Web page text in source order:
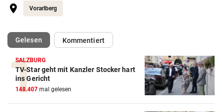
Vorarlberg
Gelesen(ausgewählt)Kommentiert
SALZBURG
TV-Star geht mit Kanzler Stocker hart
ins Gericht
148.407 mal gelesen